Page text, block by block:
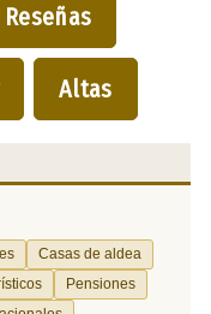
Reseñas
Altas